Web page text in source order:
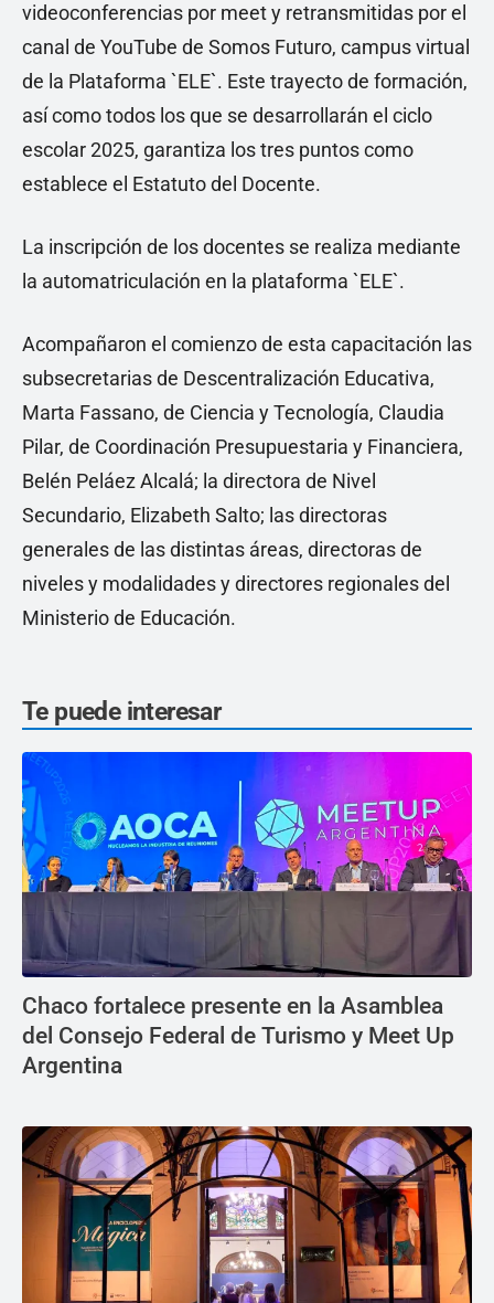
videoconferencias por meet y retransmitidas por el
canal de YouTube de Somos Futuro, campus virtual
de la Plataforma `ELE`. Este trayecto de formación,
así como todos los que se desarrollarán el ciclo
escolar 2025, garantiza los tres puntos como
establece el Estatuto del Docente.
La inscripción de los docentes se realiza mediante
la automatriculación en la plataforma `ELE`.
Acompañaron el comienzo de esta capacitación las
subsecretarias de Descentralización Educativa,
Marta Fassano, de Ciencia y Tecnología, Claudia
Pilar, de Coordinación Presupuestaria y Financiera,
Belén Peláez Alcalá; la directora de Nivel
Secundario, Elizabeth Salto; las directoras
generales de las distintas áreas, directoras de
niveles y modalidades y directores regionales del
Ministerio de Educación.
Te puede interesar
Chaco fortalece presente en la Asamblea
del Consejo Federal de Turismo y Meet Up
Argentina